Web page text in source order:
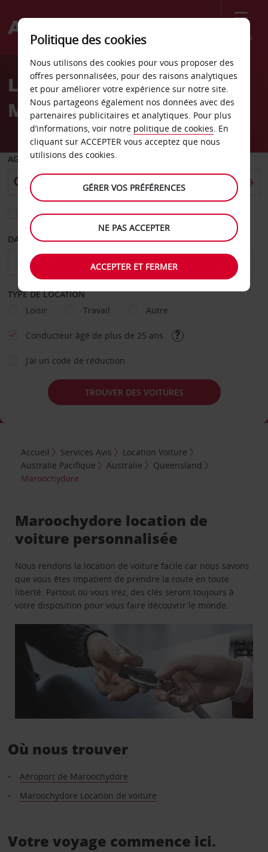
Menu
Welcome
AvisLocation de voiture
Maroochydore
AGENCE DE DÉPART
Sélectionnez une autre agence de retour
DATE DE DÉPART DATE DE RETOUR
TYPE DE LOCATION
Loisir
Travail Autre
Conducteur âgé de plus de 25 ans
J’ai un code de réduction
TROUVER DES VOITURES
Accueil Services Avis
Location Voiture
Australie Pacifique
Australie
Queensland
Maroochydore
Maroochydore location de
voiture personnalisée
Nous rendons la location de voiture facile car nous savons
que vous êtes impatient de prendre la route en toute
liberté. Partout où vous irez, des clés seront toujours à
votre disposition pour vous faire découvrir le monde.
Où nous trouver
Aéroport de Maroochydore
Maroochydore Location de voiture
Votre voyage commence ici.
Politique des cookies
Nous utilisons des cookies pour vous proposer des
offres personnalisées, pour des raisons analytiques
et pour améliorer votre expérience sur notre site.
Nous partageons également nos données avec des
partenaires publicitaires et analytiques. Pour plus
d’informations, voir notre politique de cookies. En
cliquant sur ACCEPTER vous acceptez que nous
utilisions des cookies.
GÉRER VOS PRÉFÉRENCES
NE PAS ACCEPTER
ACCEPTER ET FERMER